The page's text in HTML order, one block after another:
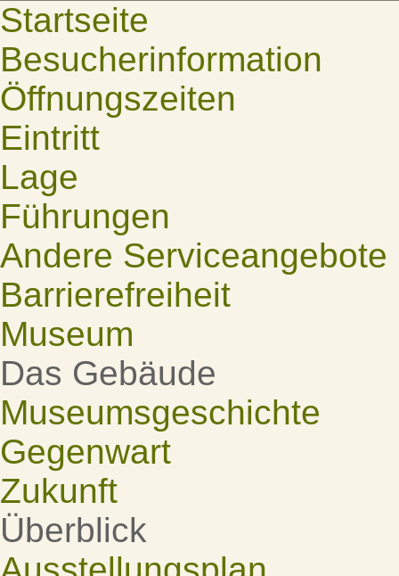
Startseite
Besucherinformation
Öffnungszeiten
Eintritt
Lage
Führungen
Andere Serviceangebote
Barrierefreiheit
Museum
Das Gebäude
Museumsgeschichte
Gegenwart
Zukunft
Überblick